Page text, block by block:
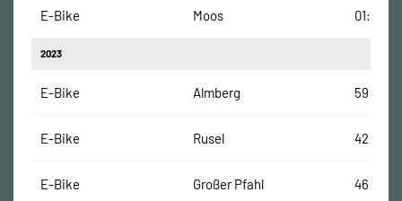
E-Bike Moos
2023
E-Bike Almberg 59:00
E-Bike Rusel 42:01
E-Bike Großer Pfahl 46:56